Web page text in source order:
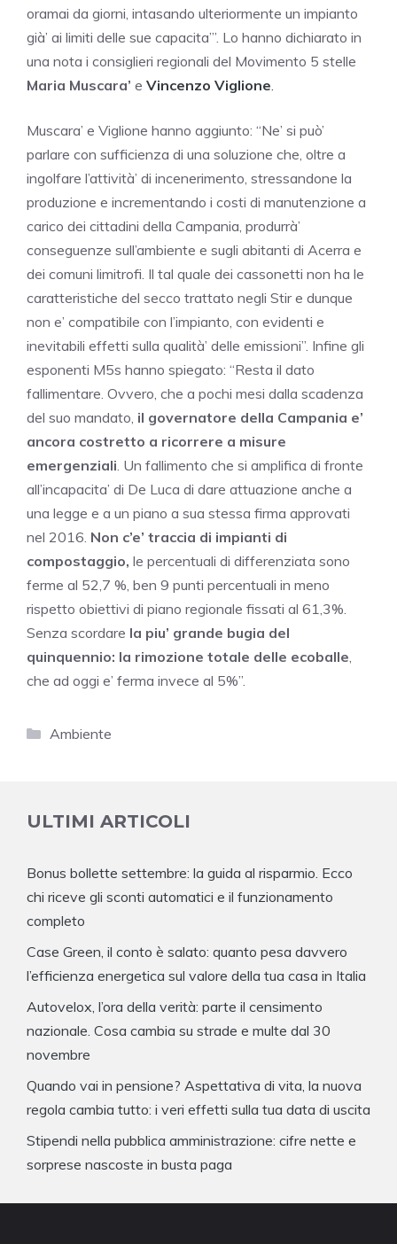
oramai da giorni, intasando ulteriormente un impianto
già’ ai limiti delle sue capacita’”. Lo hanno dichiarato in
una nota i consiglieri regionali del Movimento 5 stelle
Maria Muscara’ e Vincenzo Viglione.
Muscara’ e Viglione hanno aggiunto: “Ne’ si può’
parlare con sufficienza di una soluzione che, oltre a
ingolfare l’attività’ di incenerimento, stressandone la
produzione e incrementando i costi di manutenzione a
carico dei cittadini della Campania, produrrà’
conseguenze sull’ambiente e sugli abitanti di Acerra e
dei comuni limitrofi. Il tal quale dei cassonetti non ha le
caratteristiche del secco trattato negli Stir e dunque
non e’ compatibile con l’impianto, con evidenti e
inevitabili effetti sulla qualità’ delle emissioni”. Infine gli
esponenti M5s hanno spiegato: “Resta il dato
fallimentare. Ovvero, che a pochi mesi dalla scadenza
del suo mandato, il governatore della Campania e’
ancora costretto a ricorrere a misure
emergenziali. Un fallimento che si amplifica di fronte
all’incapacita’ di De Luca di dare attuazione anche a
una legge e a un piano a sua stessa firma approvati
nel 2016. Non c’e’ traccia di impianti di
compostaggio, le percentuali di differenziata sono
ferme al 52,7 %, ben 9 punti percentuali in meno
rispetto obiettivi di piano regionale fissati al 61,3%.
Senza scordare la piu’ grande bugia del
quinquennio: la rimozione totale delle ecoballe,
che ad oggi e’ ferma invece al 5%”.
Categorie
Ambiente
ULTIMI ARTICOLI
Bonus bollette settembre: la guida al risparmio. Ecco
chi riceve gli sconti automatici e il funzionamento
completo
Case Green, il conto è salato: quanto pesa davvero
l’efficienza energetica sul valore della tua casa in Italia
Autovelox, l’ora della verità: parte il censimento
nazionale. Cosa cambia su strade e multe dal 30
novembre
Quando vai in pensione? Aspettativa di vita, la nuova
regola cambia tutto: i veri effetti sulla tua data di uscita
Stipendi nella pubblica amministrazione: cifre nette e
sorprese nascoste in busta paga